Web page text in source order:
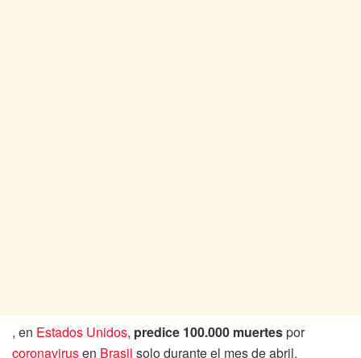
, en Estados Unidos, predice 100.000 muertespor
coronavirusen Brasil solo durante el mes de abril.